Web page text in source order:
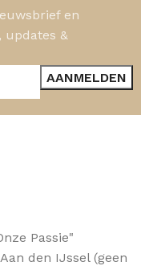
en
updates &
Passie"
den IJssel (geen